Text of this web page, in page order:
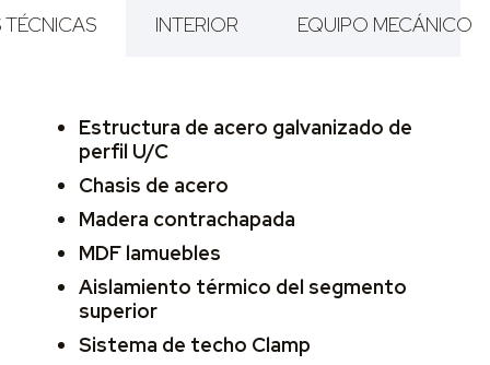
TÉCNICAS INTERIOR EQUIPO MECÁNICO
Estructura de acero galvanizado de
perfil U/C
Chasis de acero
Madera contrachapada
MDF lamuebles
Aislamiento térmico del segmento
superior
Sistema de techo Clamp